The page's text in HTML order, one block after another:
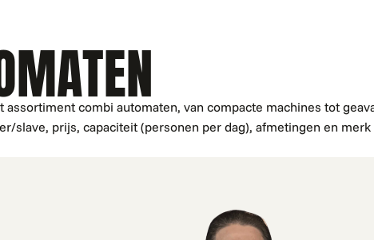
combi automaten, van compacte machines tot
slave, prijs, capaciteit (personen per dag), afmetingen en